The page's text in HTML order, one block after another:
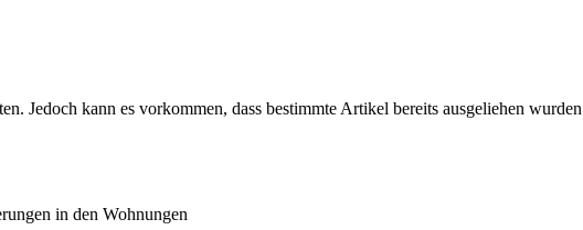
Jedoch kann es vorkommen, dass bestimmte Artikel bereits ausgeliehen
in den Wohnungen